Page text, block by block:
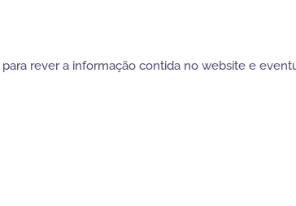
rever a informação contida no website e